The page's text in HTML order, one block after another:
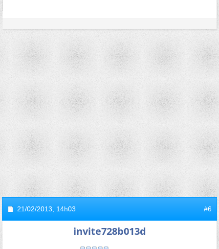
21/02/2013, 14h03 #6
invite728b013d